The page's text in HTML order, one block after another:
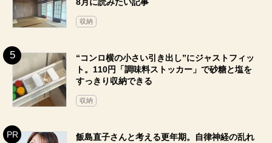
収納
“コンロ横の小さい引き出し”にジャストフィッ
ト。110円「調味料ストッカー」で砂糖と塩を
すっきり収納できる
収納
飯島直子さんと考える更年期。自律神経の乱れ